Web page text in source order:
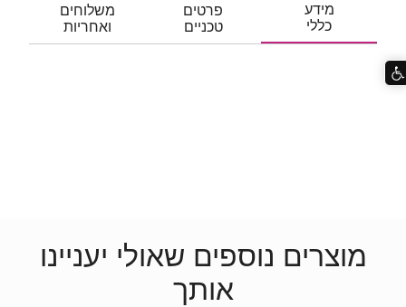
מידע
כללי
פרטים
טכניים
משלוחים
ואחריות
מוצרים נוספים שאולי יעניינו
אותך